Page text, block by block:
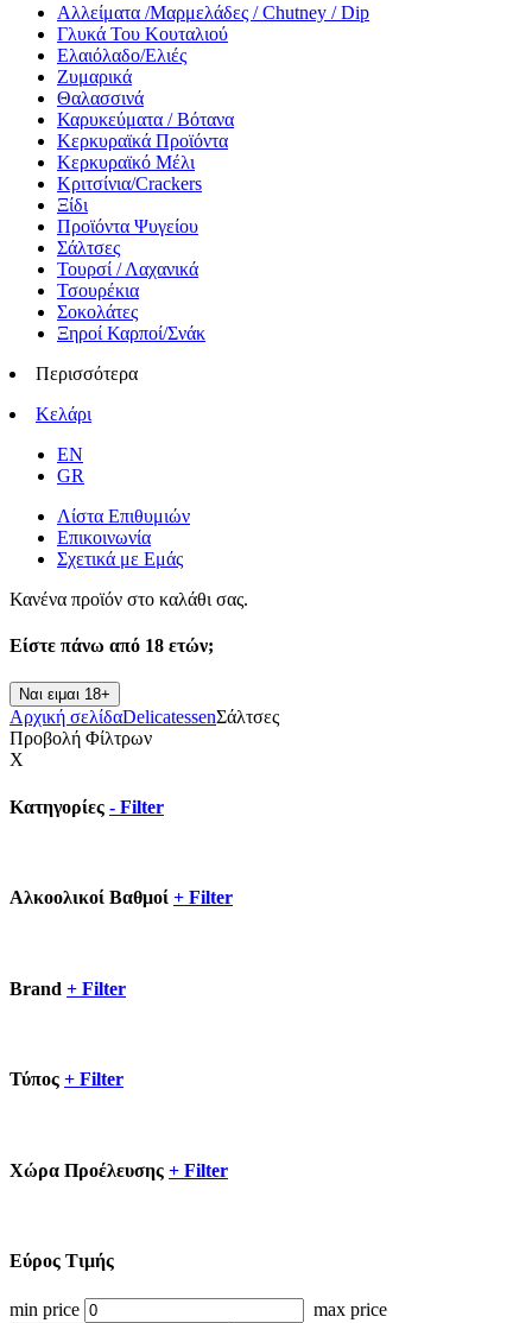
Αλλείματα /Μαρμελάδες / Chutney / Dip
Γλυκά Του Κουταλιού
Ελαιόλαδο/Ελιές
Ζυμαρικά
Θαλασσινά
Καρυκεύματα / Βότανα
Κερκυραϊκά Προϊόντα
Κερκυραϊκό Μέλι
Κριτσίνια/Crackers
Ξίδι
Προϊόντα Ψυγείου
Σάλτσες
Τουρσί / Λαχανικά
Τσουρέκια
Σοκολάτες
Ξηροί Καρποί/Σνάκ
Περισσότερα
Κελάρι
EN
GR
Λίστα Επιθυμιών
Επικοινωνία
Σχετικά με Εμάς
Κανένα προϊόν στο καλάθι σας.
Είστε πάνω από 18 ετών;
Ναι ειμαι 18+
Αρχική σελίδαDelicatessenΣάλτσες
Προβολή Φίλτρων
X
Κατηγορίες - Filter
Αλκοολικοί Βαθμοί + Filter
Brand + Filter
Τύπος + Filter
Xώρα Προέλευσης + Filter
Εύρος Τιμής
min price max price